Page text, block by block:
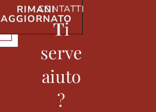
RIMANI
AGGIORNATO
CONTATTI
Ti
serve
aiuto
?